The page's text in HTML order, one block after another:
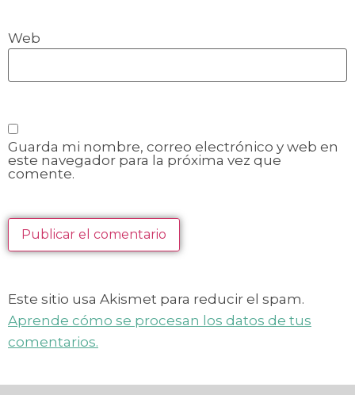
Web
Guarda mi nombre, correo electrónico y web en
este navegador para la próxima vez que
comente.
Este sitio usa Akismet para reducir el spam.
Aprende cómo se procesan los datos de tus
comentarios.